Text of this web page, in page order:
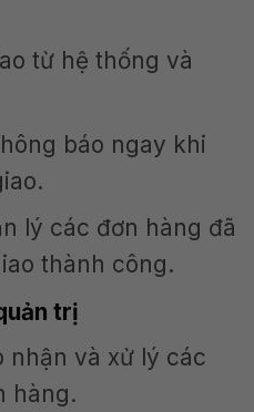
từ hệ thống và
báo ngay khi
lý các đơn hàng đã
thành công.
trị
nhận và xử lý các
hàng.